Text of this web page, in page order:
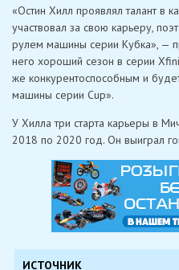
«Остин Хилл проявлял талант в
участвовал за свою карьеру,
рулем машины серии Кубка», —
него хороший сезон в серии
же конкурентоспособным и
машины серии Cup».
У Хилла три старта карьеры в
2018 по 2020 год. Он выиграл
ИСТОЧНИК